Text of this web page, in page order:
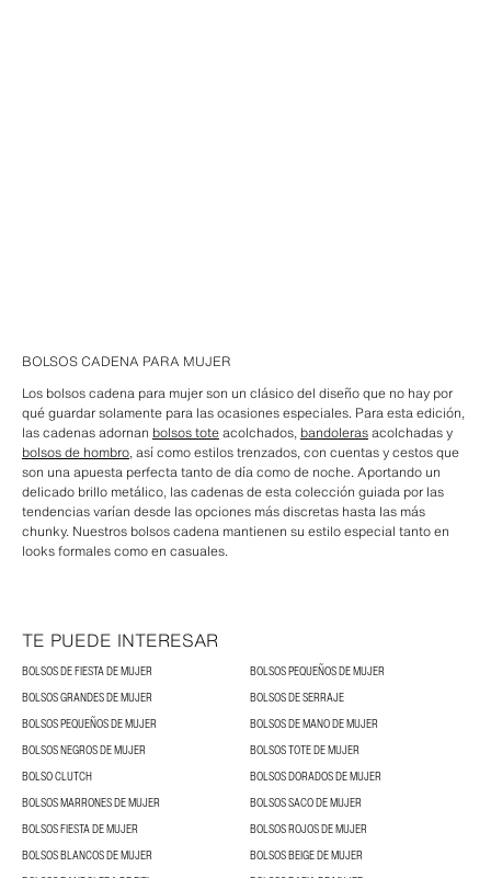
BOLSOS CADENA PARA MUJER
Los bolsos cadena para mujer son un clásico del diseño que no hay por
qué guardar solamente para las ocasiones especiales. Para esta edición,
las cadenas adornan bolsos toteacolchados, bandolerasacolchadas y
bolsos de hombro, así como estilos trenzados, con cuentas y cestos que
son una apuesta perfecta tanto de día como de noche. Aportando un
delicado brillo metálico, las cadenas de esta colección guiada por las
tendencias varían desde las opciones más discretas hasta las más
chunky. Nuestros bolsos cadena mantienen su estilo especial tanto en
looks formales como en casuales.
TE PUEDE INTERESAR
BOLSOS DE FIESTA DE MUJER
BOLSOS PEQUEÑOS DE MUJER
BOLSOS GRANDES DE MUJER
BOLSOS DE SERRAJE
BOLSOS PEQUEÑOS DE MUJER
BOLSOS DE MANO DE MUJER
BOLSOS NEGROS DE MUJER
BOLSOS TOTE DE MUJER
BOLSO CLUTCH
BOLSOS DORADOS DE MUJER
BOLSOS MARRONES DE MUJER
BOLSOS SACO DE MUJER
BOLSOS FIESTA DE MUJER
BOLSOS ROJOS DE MUJER
BOLSOS BLANCOS DE MUJER
BOLSOS BEIGE DE MUJER